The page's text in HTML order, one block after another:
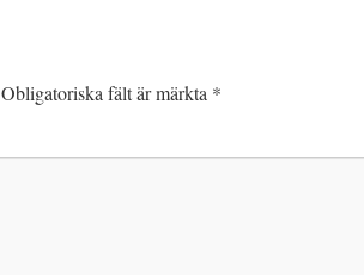
Obligatoriska fält är märkta *